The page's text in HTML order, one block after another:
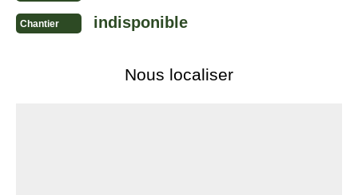
Chantier indisponible
Nous localiser